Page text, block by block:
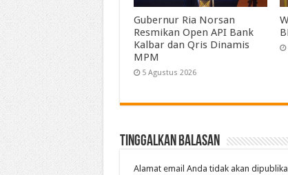
Gubernur Ria Norsan
Resmikan Open API Bank
Kalbar dan Qris Dinamis
MPM
5 Agustus 2026
Tinggalkan Balasan
Alamat email Anda tidak akan